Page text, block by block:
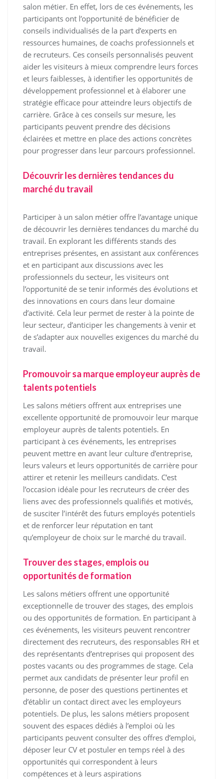
salon métier. En effet, lors de ces événements, les
participants ont l’opportunité de bénéficier de
conseils individualisés de la part d’experts en
ressources humaines, de coachs professionnels et
de recruteurs. Ces conseils personnalisés peuvent
aider les visiteurs à mieux comprendre leurs forces
et leurs faiblesses, à identifier les opportunités de
développement professionnel et à élaborer une
stratégie efficace pour atteindre leurs objectifs de
carrière. Grâce à ces conseils sur mesure, les
participants peuvent prendre des décisions
éclairées et mettre en place des actions concrètes
pour progresser dans leur parcours professionnel.
Découvrir les dernières tendances du
marché du travail
Participer à un salon métier offre l’avantage unique
de découvrir les dernières tendances du marché du
travail. En explorant les différents stands des
entreprises présentes, en assistant aux conférences
et en participant aux discussions avec les
professionnels du secteur, les visiteurs ont
l’opportunité de se tenir informés des évolutions et
des innovations en cours dans leur domaine
d’activité. Cela leur permet de rester à la pointe de
leur secteur, d’anticiper les changements à venir et
de s’adapter aux nouvelles exigences du marché du
travail.
Promouvoir sa marque employeur auprès de
talents potentiels
Les salons métiers offrent aux entreprises une
excellente opportunité de promouvoir leur marque
employeur auprès de talents potentiels. En
participant à ces événements, les entreprises
peuvent mettre en avant leur culture d’entreprise,
leurs valeurs et leurs opportunités de carrière pour
attirer et retenir les meilleurs candidats. C’est
l’occasion idéale pour les recruteurs de créer des
liens avec des professionnels qualifiés et motivés,
de susciter l’intérêt des futurs employés potentiels
et de renforcer leur réputation en tant
qu’employeur de choix sur le marché du travail.
Trouver des stages, emplois ou
opportunités de formation
Les salons métiers offrent une opportunité
exceptionnelle de trouver des stages, des emplois
ou des opportunités de formation. En participant à
ces événements, les visiteurs peuvent rencontrer
directement des recruteurs, des responsables RH et
des représentants d’entreprises qui proposent des
postes vacants ou des programmes de stage. Cela
permet aux candidats de présenter leur profil en
personne, de poser des questions pertinentes et
d’établir un contact direct avec les employeurs
potentiels. De plus, les salons métiers proposent
souvent des espaces dédiés à l’emploi où les
participants peuvent consulter des offres d’emploi,
déposer leur CV et postuler en temps réel à des
opportunités qui correspondent à leurs
compétences et à leurs aspirations